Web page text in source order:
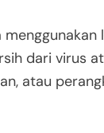
menggunakan
dari virus
atau